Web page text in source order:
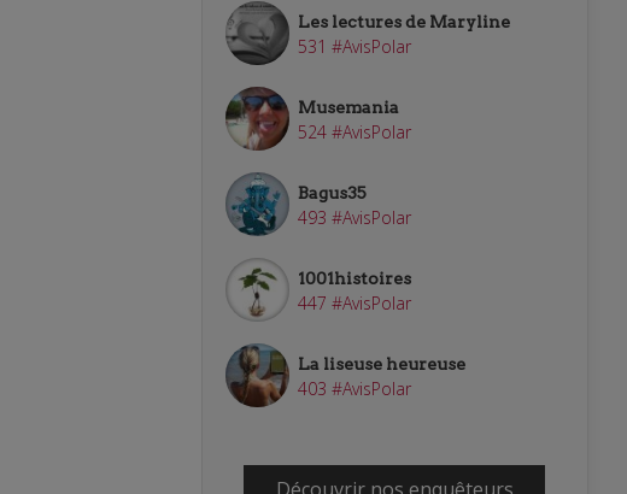
Les lectures de Maryline
531 #AvisPolar
Musemania
524 #AvisPolar
Bagus35
493 #AvisPolar
1001histoires
447 #AvisPolar
La liseuse heureuse
403 #AvisPolar